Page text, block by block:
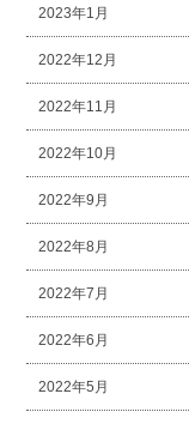
2023年1月
2022年12月
2022年11月
2022年10月
2022年9月
2022年8月
2022年7月
2022年6月
2022年5月